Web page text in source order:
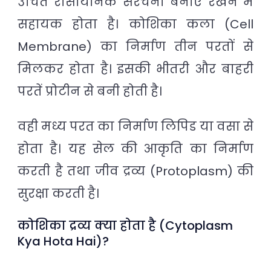
सहायक होता है। कोशिका कला (Cell
Membrane) का निर्माण तीन परतों से
मिलकर होता है। इसकी भीतरी और बाहरी
परतें प्रोटीन से बनी होती है।
वही मध्य परत का निर्माण लिपिड या वसा से
होता है। यह सेल की आकृति का निर्माण
करती है तथा जीव द्रव्य (Protoplasm) की
सुरक्षा करती है।
कोशिका द्रव्य क्या होता है (Cytoplasm
Kya Hota Hai)?